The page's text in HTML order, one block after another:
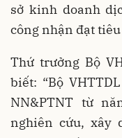
sở kinh doanh
công nhận đạt
Thứ trưởng Bộ
biết: “Bộ
NN&PTNT từ
nghiên cứu, xây